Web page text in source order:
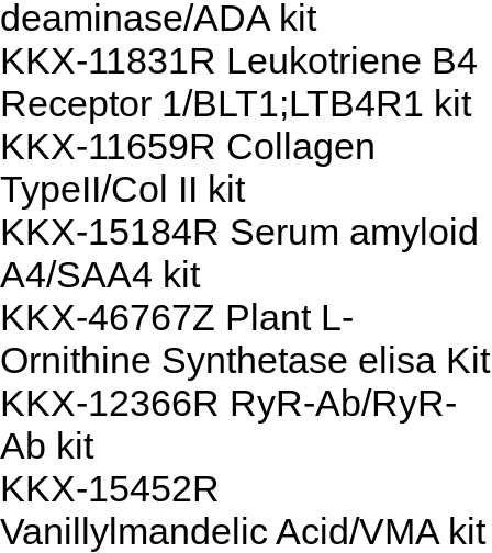
deaminase/ADA kit
KKX-11831R Leukotriene B4
Receptor 1/BLT1;LTB4R1 kit
KKX-11659R Collagen
TypeII/Col II kit
KKX-15184R Serum amyloid
A4/SAA4 kit
KKX-46767Z Plant L-
Ornithine Synthetase elisa Kit
KKX-12366R RyR-Ab/RyR-
Ab kit
KKX-15452R
Vanillylmandelic Acid/VMA kit